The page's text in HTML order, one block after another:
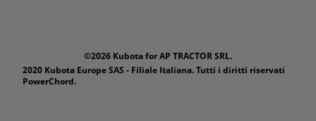
©2026 Kubota for AP TRACTOR SRL.
2020 Kubota Europe SAS - Filiale Italiana. Tutti i diritti riservati
PowerChord.